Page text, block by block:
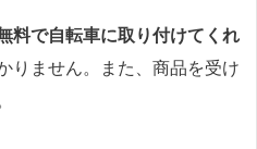
料で自転車に取り付けてくれ
りません。また、商品を受け